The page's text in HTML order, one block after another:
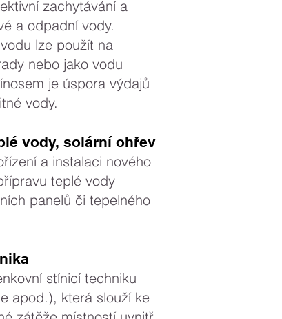
zachytávání a
a odpadní vody.
lze použít na
nebo jako vodu
je úspora výdajů
vody.
vody, solární ohřev
a instalaci nového
teplé vody
panelů či tepelného
stínicí techniku
apod.), která slouží ke